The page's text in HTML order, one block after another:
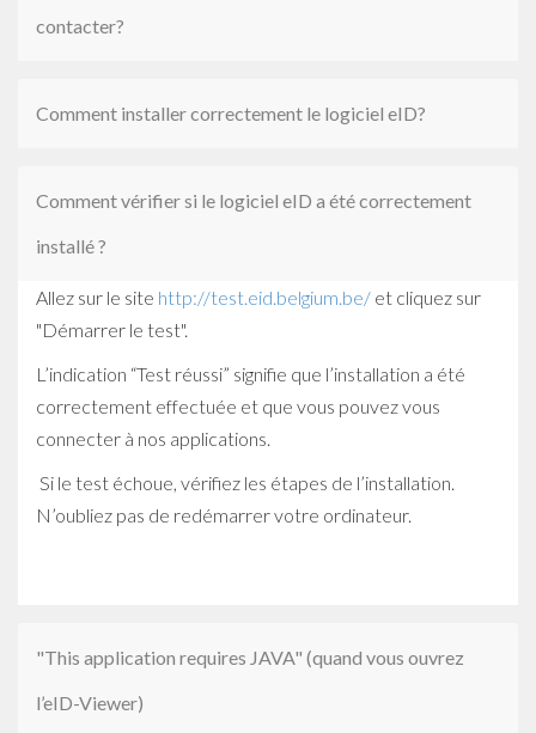
contacter?
Comment installer correctement le logiciel eID?
Comment vérifier si le logiciel eID a été correctement
installé ?
Allez sur le site http://test.eid.belgium.be/ et cliquez sur
"Démarrer le test".
L’indication “Test réussi” signifie que l’installation a été
correctement effectuée et que vous pouvez vous
connecter à nos applications.
Si le test échoue, vérifiez les étapes de l’installation.
N’oubliez pas de redémarrer votre ordinateur.
"This application requires JAVA" (quand vous ouvrez
l’eID-Viewer)